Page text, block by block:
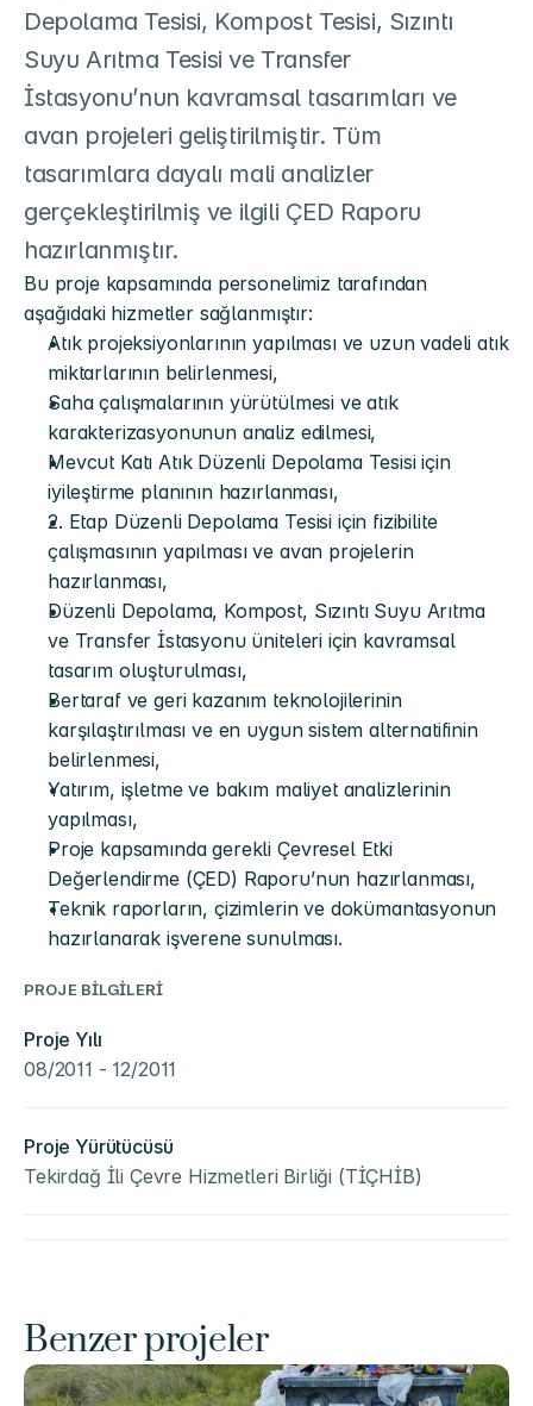
Depolama Tesisi, Kompost Tesisi, Sızıntı
Suyu Arıtma Tesisi ve Transfer
İstasyonu’nun kavramsal tasarımları ve
avan projeleri geliştirilmiştir. Tüm
tasarımlara dayalı mali analizler
gerçekleştirilmiş ve ilgili ÇED Raporu
hazırlanmıştır.
Bu proje kapsamında personelimiz tarafından
aşağıdaki hizmetler sağlanmıştır:
Atık projeksiyonlarının yapılması ve uzun vadeli atık
miktarlarının belirlenmesi,
Saha çalışmalarının yürütülmesi ve atık
karakterizasyonunun analiz edilmesi,
Mevcut Katı Atık Düzenli Depolama Tesisi için
iyileştirme planının hazırlanması,
2. Etap Düzenli Depolama Tesisi için fizibilite
çalışmasının yapılması ve avan projelerin
hazırlanması,
Düzenli Depolama, Kompost, Sızıntı Suyu Arıtma
ve Transfer İstasyonu üniteleri için kavramsal
tasarım oluşturulması,
Bertaraf ve geri kazanım teknolojilerinin
karşılaştırılması ve en uygun sistem alternatifinin
belirlenmesi,
Yatırım, işletme ve bakım maliyet analizlerinin
yapılması,
Proje kapsamında gerekli Çevresel Etki
Değerlendirme (ÇED) Raporu’nun hazırlanması,
Teknik raporların, çizimlerin ve dokümantasyonun
hazırlanarak işverene sunulması.
PROJE BİLGİLERİ
Proje Yılı
08/2011 - 12/2011
Proje Yürütücüsü
Tekirdağ İli Çevre Hizmetleri Birliği (TİÇHİB)
Benzer projeler